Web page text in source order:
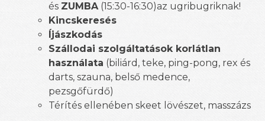
és ZUMBA(15:30-16:30)az ugribugriknak!
Kincskeresés
Íjászkodás
Szállodai szolgáltatások korlátlan
használata (biliárd, teke, ping-pong, rex és
darts, szauna, belső medence,
pezsgőfürdő)
Térítés ellenében skeet lövészet, masszázs